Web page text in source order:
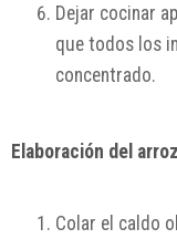
Dejar cocinar
que todos los
concentrado.
Elaboración del arroz
Colar el caldo